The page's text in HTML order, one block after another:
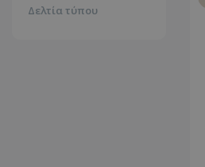
Δελτία τύπου